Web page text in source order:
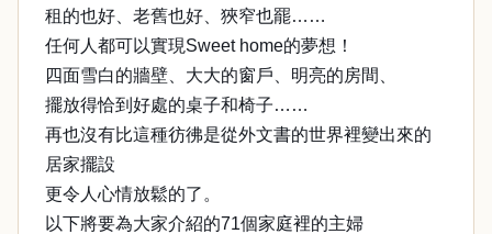
租的也好、老舊也好、狹窄也罷……
任何人都可以實現Sweet home的夢想！
四面雪白的牆壁、大大的窗戶、明亮的房間、
擺放得恰到好處的桌子和椅子……
再也沒有比這種彷彿是從外文書的世界裡變出來的
居家擺設
更令人心情放鬆的了。
以下將要為大家介紹的71個家庭裡的主婦